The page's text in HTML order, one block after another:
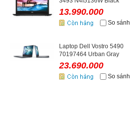
13.990.000
So sánh
Laptop Dell Vostro 5490
70197464 Urban Gray
23.690.000
So sánh